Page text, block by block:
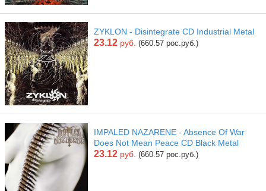
ZYKLON - Disintegrate CD Industrial Metal
23.12 руб. (660.57 рос.руб.)
IMPALED NAZARENE - Absence Of War
Does Not Mean Peace CD Black Metal
23.12 руб. (660.57 рос.руб.)